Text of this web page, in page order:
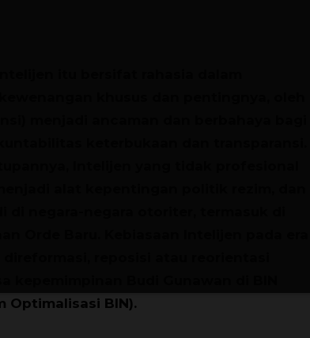
itu bersifat rahasia dalam
khusus dan pentingnya, oleh
menjadi ancaman dan berbahaya bagi
keterbukaan dan transparansi.
Intelijen yang tidak profesional
alat kepentingan politik rezim, dan
negara-negara otoriter, termasuk di
Orde Baru. Kebiasaan Intelijen pada era
reposisi atau reorientasi
kepemimpinan Budi Gunawan di BIN
Optimalisasi BIN).